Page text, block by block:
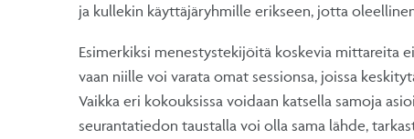
ja kullekin käyttäjäryhmille erikseen, jotta
Esimerkiksi menestystekijöitä koskevia mittareita
vaan niille voi varata omat sessionsa, joissa
Vaikka eri kokouksissa voidaan katsella samoja
seurantatiedon taustalla voi olla sama lähde,